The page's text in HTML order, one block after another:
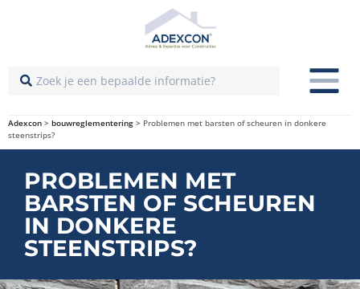
Adexcon > bouwreglementering > Problemen met barsten of scheuren in donkere
steenstrips?
PROBLEMEN MET
BARSTEN OF SCHEUREN
IN DONKERE
STEENSTRIPS?